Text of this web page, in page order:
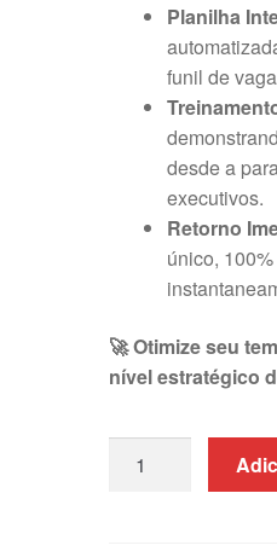
Planilha
funil de
desde a
executivos.
Retorno
único,
🚀 Otimize seu
nível estratégico